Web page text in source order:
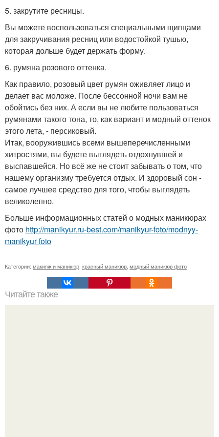
5. закрутите ресницы.
Вы можете воспользоваться специальными щипцами
для закручивания ресниц или водостойкой тушью,
которая дольше будет держать форму.
6. румяна розового оттенка.
Как правило, розовый цвет румян оживляет лицо и
делает вас моложе. После бессонной ночи вам не
обойтись без них. А если вы не любите пользоваться
румянами такого тона, то, как вариант и модный оттенок
этого лета, - персиковый.
Итак, вооружившись всеми вышеперечисленными
хитростями, вы будете выглядеть отдохнувшей и
выспавшейся. Но всё же не стоит забывать о том, что
нашему организму требуется отдых. И здоровый сон -
самое лучшее средство для того, чтобы выглядеть
великолепно.
Больше информационных статей о модных маникюрах
фото http://manikyur.ru-best.com/manikyur-foto/modnyy-
manikyur-foto
Категории: макияж и маникюр красный маникюр модный маникюр фото
Читайте также